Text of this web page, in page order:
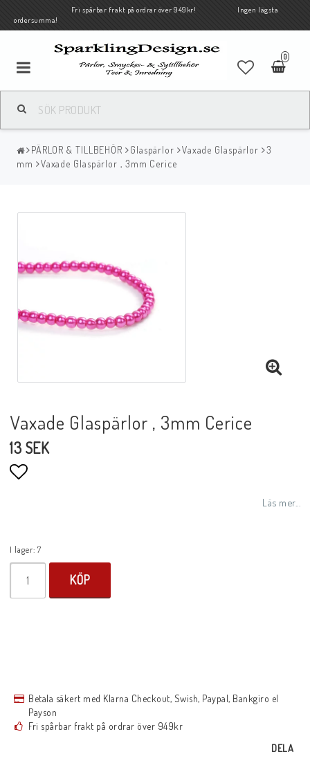
Fri spårbar frakt på ordrar över 949kr! Ingen lägsta
ordersumma!
0
PÄRLOR & TILLBEHÖR Glaspärlor Vaxade Glaspärlor
3
mm
Vaxade Glaspärlor , 3mm Cerice
Vaxade Glaspärlor , 3mm Cerice
13 SEK
Läs mer...
I lager: 7
KÖP
Betala säkert med Klarna Checkout, Swish, Paypal, Bankgiro el
Payson
Fri spårbar frakt på ordrar över 949kr
DELA